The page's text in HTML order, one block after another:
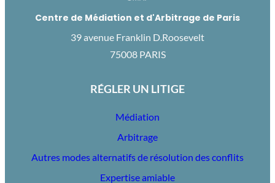
Centre de Médiation et d'Arbitrage de Paris
39 avenue Franklin D.Roosevelt
75008 PARIS
RÉGLER UN LITIGE
Médiation
Arbitrage
Autres modes alternatifs de résolution des conflits
Expertise amiable